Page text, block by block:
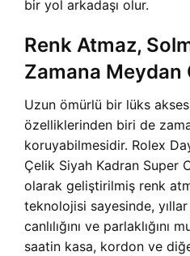
bir yol arkadaşı olur.
Renk Atmaz,
Zamana Meydan
Uzun ömürlü bir lüks
özelliklerinden biri de
koruyabilmesidir. Rolex
Çelik Siyah Kadran Super
olarak geliştirilmiş renk
teknolojisi sayesinde,
canlılığını ve parlaklığını
saatin kasa, kordon ve